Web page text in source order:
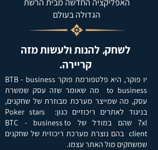
הגדולה בעולם
לשחק, להנות ולעשות מזה
קריירה.
יו פוקר, היא פלטפורמת פוקר BTB - business
to business מה שאומר שזה עסק שמשרת
עסק, מה שמייצר מערכת מבוזרת של שחקנים,
בניגוד לאתרים ריכוזיים כגון: Poker stars
7xlשהם במודל של BTC - business to
client בהם נוצרת מערכת ריכוזית של שחקנים
שמשחקים מול האתר עצמו.